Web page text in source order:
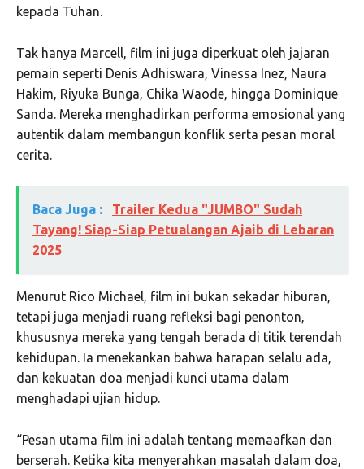
kepada Tuhan.
Tak hanya Marcell, film ini juga diperkuat oleh jajaran
pemain seperti Denis Adhiswara, Vinessa Inez, Naura
Hakim, Riyuka Bunga, Chika Waode, hingga Dominique
Sanda. Mereka menghadirkan performa emosional yang
autentik dalam membangun konflik serta pesan moral
cerita.
Baca Juga :
Trailer Kedua "JUMBO" Sudah
Tayang! Siap-Siap Petualangan Ajaib di Lebaran
2025
Menurut Rico Michael, film ini bukan sekadar hiburan,
tetapi juga menjadi ruang refleksi bagi penonton,
khususnya mereka yang tengah berada di titik terendah
kehidupan. Ia menekankan bahwa harapan selalu ada,
dan kekuatan doa menjadi kunci utama dalam
menghadapi ujian hidup.
“Pesan utama film ini adalah tentang memaafkan dan
berserah. Ketika kita menyerahkan masalah dalam doa,